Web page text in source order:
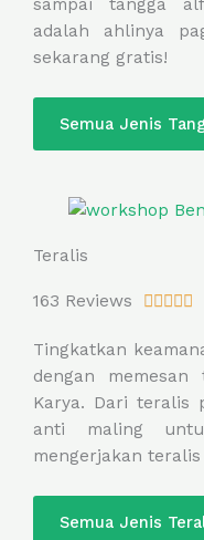
5
o
sampai tangga
adalah ahlinya
sekarang gratis!
Semua Jenis
Teralis
163 Reviews 
t
d
5
o
Tingkatkan
dengan
Karya. Dari teralis
anti maling
mengerjakan
Semua Jenis